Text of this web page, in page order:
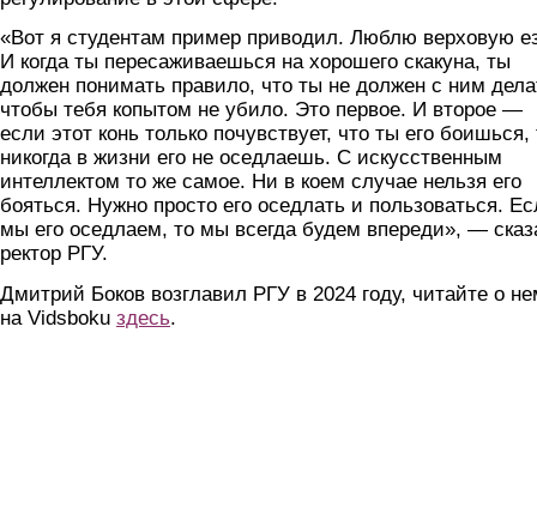
«Вот я студентам пример приводил. Люблю верховую
И когда ты пересаживаешься на хорошего скакуна, ты
должен понимать правило, что ты не должен с ним
чтобы тебя копытом не убило. Это первое. И второе —
если этот конь только почувствует, что ты его боишься,
никогда в жизни его не оседлаешь. С искусственным
интеллектом то же самое. Ни в коем случае нельзя его
бояться. Нужно просто его оседлать и пользоваться.
мы его оседлаем, то мы всегда будем впереди», —
ректор РГУ.
Дмитрий Боков возглавил РГУ в 2024 году, читайте о
на Vidsboku здесь.